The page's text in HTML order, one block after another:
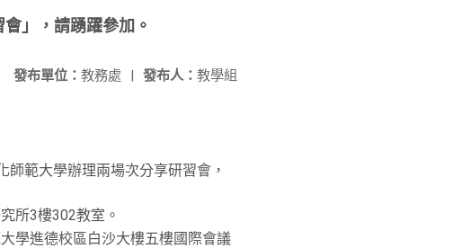
」，請踴躍參加。
發布人： 教學組
發布單位： 教務處 |
範大學辦理兩場次分享研習會，
所3樓302教室。
學進德校區白沙大樓五樓國際會議